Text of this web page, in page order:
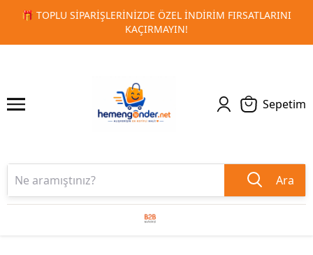
🚀 KURUMSAL PROMOSYON VE MATBAA
1 2
Sepetim
Ara